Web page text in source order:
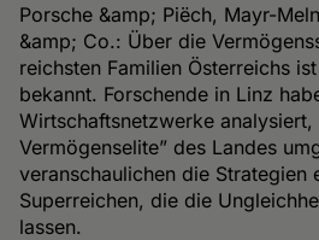
Porsche &amp; Piëch, Mayr-
&amp; Co.: Über die
reichsten Familien Österreichs
bekannt. Forschende in Linz
Wirtschaftsnetzwerke
Vermögenselite” des Landes
veranschaulichen die Strategien
Superreichen, die die
lassen.